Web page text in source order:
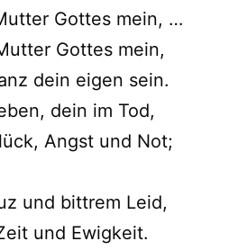
Gottes mein, …
Gottes mein,
dein eigen sein.
dein im Tod,
Angst und Not;
und bittrem Leid,
und Ewigkeit.